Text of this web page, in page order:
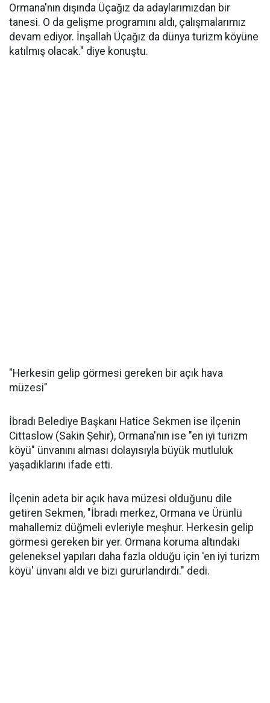
Ormana'nın dışında Üçağız da adaylarımızdan bir
tanesi. O da gelişme programını aldı, çalışmalarımız
devam ediyor. İnşallah Üçağız da dünya turizm köyüne
katılmış olacak." diye konuştu.
"Herkesin gelip görmesi gereken bir açık hava
müzesi"
İbradı Belediye Başkanı Hatice Sekmen ise ilçenin
Cittaslow (Sakin Şehir), Ormana'nın ise "en iyi turizm
köyü" ünvanını alması dolayısıyla büyük mutluluk
yaşadıklarını ifade etti.
İlçenin adeta bir açık hava müzesi olduğunu dile
getiren Sekmen, "İbradı merkez, Ormana ve Ürünlü
mahallemiz düğmeli evleriyle meşhur. Herkesin gelip
görmesi gereken bir yer. Ormana koruma altındaki
geleneksel yapıları daha fazla olduğu için 'en iyi turizm
köyü' ünvanı aldı ve bizi gururlandırdı." dedi.